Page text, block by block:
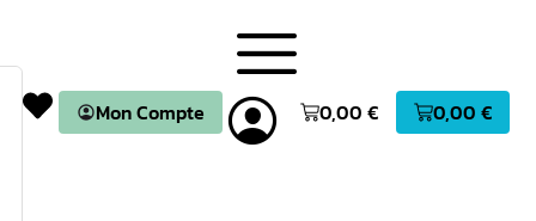
Mon Compte 0,00 € 0,00 €